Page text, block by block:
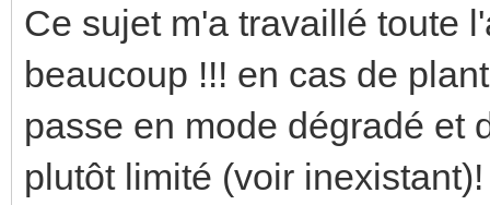
Ce sujet m'a travaillé toute
beaucoup !!! en cas de
passe en mode dégradé et
plutôt limité (voir inexistant)!